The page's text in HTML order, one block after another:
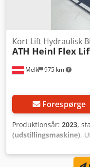
Melk 975 km
Kort Lift Hydraulisk
ATH Heinl Flex
Forespørge
Produktionsår: 2023,
(udstillingsmaskine),
robust lavløfter med
vedligeholdelsesfri.